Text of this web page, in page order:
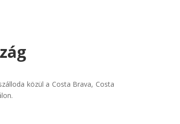
közül a Costa Brava, Costa